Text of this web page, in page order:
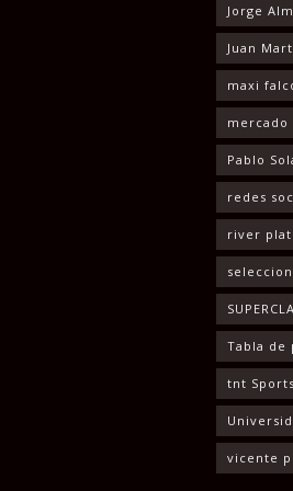
Jorge
Juan
maxi
mercado
Pablo
redes
river
Tabla de
tnt Sports
vicente